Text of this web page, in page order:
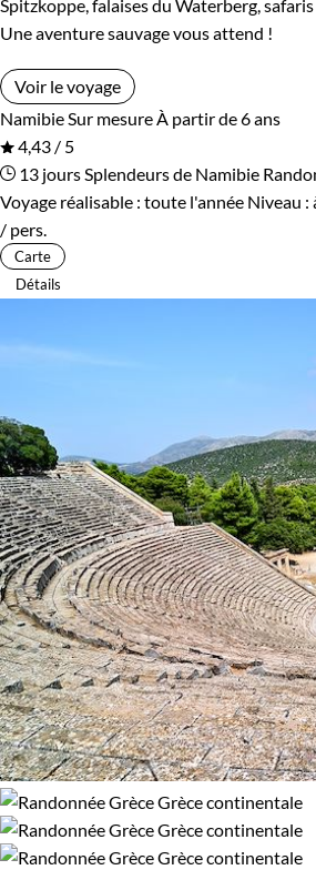
Spitzkoppe, falaises du Waterberg, safaris
Une aventure sauvage vous attend !
Voir le voyage
Namibie Sur mesure À partir de 6 ans
4,43 / 5
13 jours Splendeurs de Namibie
Voyage réalisable : toute l'année Niveau :
/ pers.
Carte
Détails